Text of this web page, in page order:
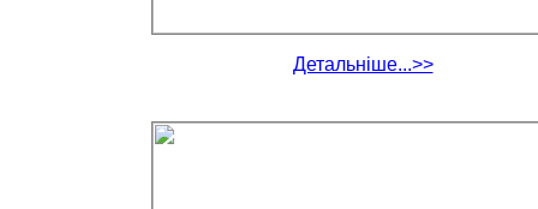
Детальніше...>>